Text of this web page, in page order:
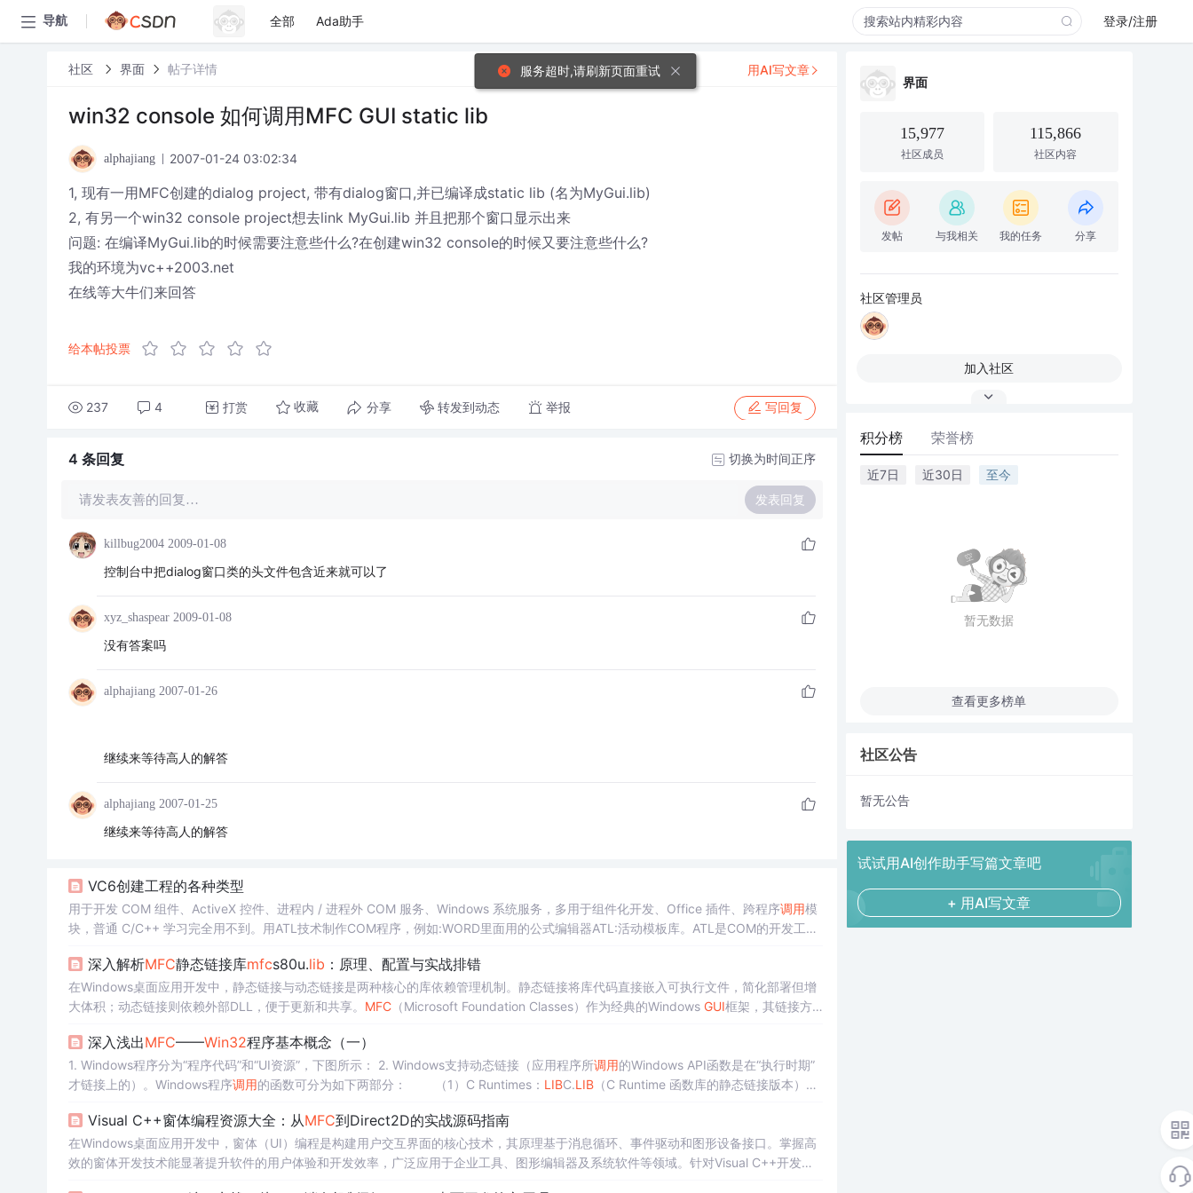
导航 全部 Ada助手 登录/注册
社区 界面 帖子详情
win32 console 如何调用MFC GUI static lib
alphajiang 2007-01-24 03:02:34
1, 现有一用MFC创建的dialog project, 带有dialog窗口,并已编译成static lib (名为MyGui.lib)
2, 有另一个win32 console project想去link MyGui.lib 并且把那个窗口显示出来
问题: 在编译MyGui.lib的时候需要注意些什么?在创建win32 console的时候又要注意些什么?
我的环境为vc++2003.net
在线等大牛们来回答
给本帖投票
237 4 打赏 收藏 分享 转发到动态 举报 写回复
用AI写文章
4 条回复 切换为时间正序
请发表友善的回复… 发表回复
killbug2004 2009-01-08
控制台中把dialog窗口类的头文件包含近来就可以了
xyz_shaspear 2009-01-08
没有答案吗
alphajiang 2007-01-26
继续来等待高人的解答
alphajiang 2007-01-25
继续来等待高人的解答
VC6创建工程的各种类型
用于开发 COM 组件、ActiveX 控件、进程内 / 进程外 COM 服务、Windows 系统服务，多用于组件化开发、Office 插件、跨程序调用模
块，普通 C/C++ 学习完全用不到。用ATL技术制作COM程序，例如:WORD里面用的公式编辑器ATL:活动模板库。ATL是COM的开发工
深入解析MFC静态链接库mfcs80u.lib ：原理、配置与实战排错
在Windows桌面应用开发中，静态链接与动态链接是两种核心的库依赖管理机制。静态链接将库代码直接嵌入可执行文件，简化部署但增
大体积；动态链接则依赖外部DLL，便于更新和共享。 MFC（Microsoft Foundation Classes）作为经典的Windows GUI框架，其链接方
符集配置（如Unicode与多字节字符集）、运行时库选项（/MT、/MD）与
深入浅出MFC——Win32程序基本概念（一）
1. Windows程序分为“程序代码”和“UI资源”，下图所示： 2. Windows支持动态链接（应用程序所调用的Windows API函数是在“执行时期”
才链接上的）。Windows程序调用的函数可分为如下两部分： （1）C Runtimes： LIBC.LIB（C Runtime 函数库的静态链接版本）、
Visual C++窗体编程资源大全：从MFC到Direct2D的实战源码指南
在Windows桌面应用开发中，窗体（UI）编程是构建用户交互界面的核心技术，其原理基于消息循环、事件驱动和图形设备接口。掌握高
效的窗体开发技术能显著提升软件的用户体验和开发效率，广泛应用于企业工具、图形编辑器及系统软件等领域。针对Visual C++开发者
界面
15,977
社区成员
115,866
社区内容
发帖 与我相关 我的任务 分享
社区管理员
加入社区
积分榜 荣誉榜
近7日 近30日 至今
暂无数据
查看更多榜单
社区公告
暂无公告
试试用AI创作助手写篇文章吧
+ 用AI写文章
服务超时,请刷新页面重试